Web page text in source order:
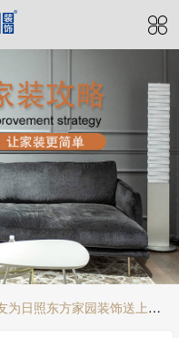
为日照东方家园装饰送上锦